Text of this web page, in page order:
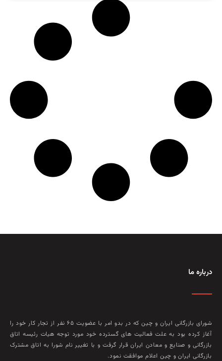
درباره ما
شورای بازرگانی ایران و چین که در بدو امر با عضويت ۶۵ نفر از تجار کار خود را
آغاز کرده بود به علت فعاليت‌ های گسترده خود مورد توجه هيات رئيسه اتاق
بازرگانی و صنايع و معادن ايران قرار گرفت و با تغيير نام شورا به اتاق مشترک
بازرگانی ايران و چين اعلام موافقت نمود.